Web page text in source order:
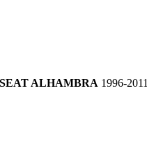
SEAT ALHAMBRA 1996-2011